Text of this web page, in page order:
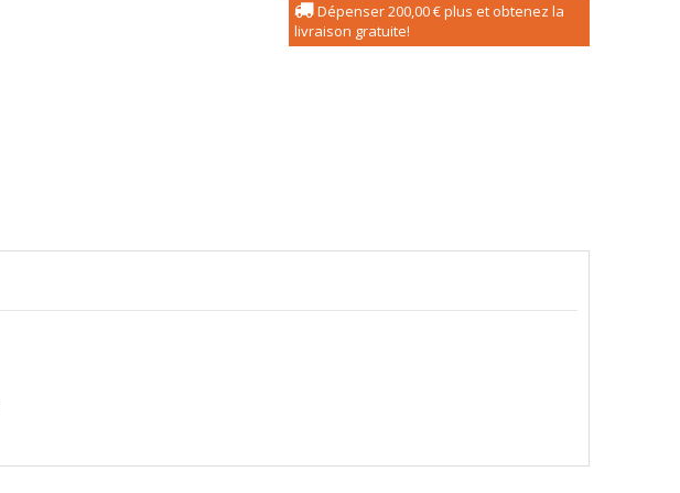
Dépenser200,00 €plus et obtenez la
livraison gratuite!